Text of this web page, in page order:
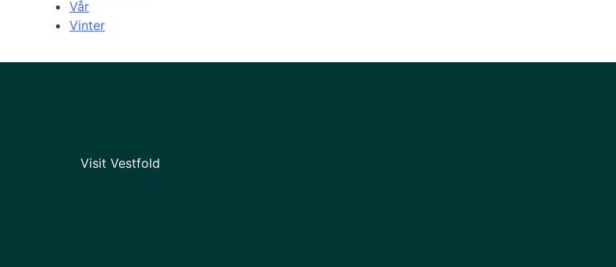
Vår
Vinter
Visit Vestfold